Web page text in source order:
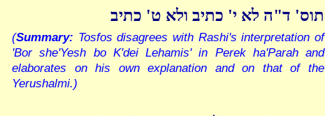
תוס' ד"ה לא י' כתיב ולא ט' כתיב
(Summary: Tosfos disagrees with Rashi's interpretation of
'Bor she'Yesh bo K'dei Lehamis' in Perek ha'Parah and
elaborates on his own explanation and on that of the
Yerushalmi.)